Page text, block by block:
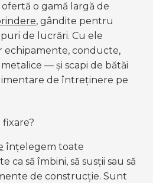
o gamă largă de
, gândite pentru
de lucrări. Cu ele
echipamente, conducte,
— și scapi de bătăi
de întreținere pe
fixare?
înțelegem toate
ca să îmbini, să susții sau să
de construcție. Sunt